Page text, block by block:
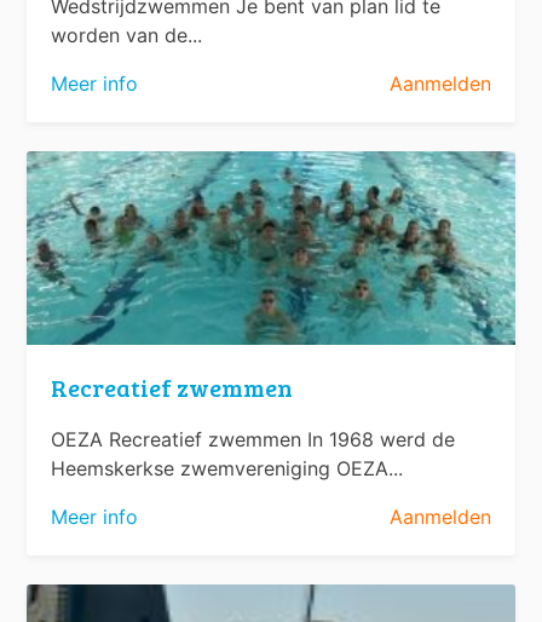
Wedstrijdzwemmen Je bent van plan lid te
worden van de...
Meer info
Aanmelden
Recreatief zwemmen
OEZA Recreatief zwemmen In 1968 werd de
Heemskerkse zwemvereniging OEZA...
Meer info
Aanmelden